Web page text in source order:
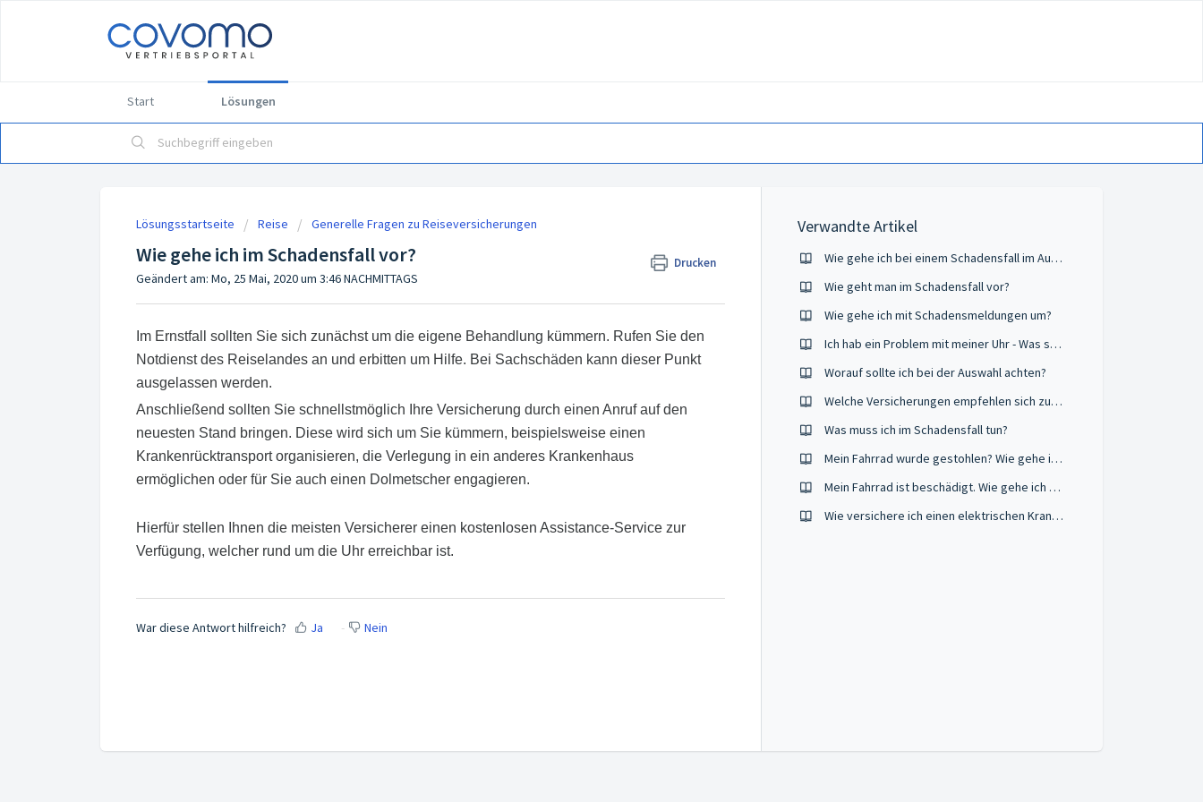
Start Lösungen
Lösungsstartseite Reise Generelle Fragen zu Reiseversicherungen
Wie gehe ich im Schadensfall vor? Drucken
Geändert am: Mo, 25 Mai, 2020 um 3:46 NACHMITTAGS
Im Ernstfall sollten Sie sich zunächst um die eigene Behandlung kümmern. Rufen Sie den
Notdienst des Reiselandes an und erbitten um Hilfe. Bei Sachschäden kann dieser Punkt
ausgelassen werden.
Anschließend sollten Sie schnellstmöglich Ihre Versicherung durch einen Anruf auf den
neuesten Stand bringen. Diese wird sich um Sie kümmern, beispielsweise einen
Krankenrücktransport organisieren, die Verlegung in ein anderes Krankenhaus
ermöglichen oder für Sie auch einen Dolmetscher engagieren.
Hierfür stellen Ihnen die meisten Versicherer einen kostenlosen Assistance-Service zur
Verfügung, welcher rund um die Uhr erreichbar ist.
War diese Antwort hilfreich? Ja Nein
Verwandte Artikel
Wie gehe ich bei einem Schadensfall im Ausland vor?
Wie geht man im Schadensfall vor?
Wie gehe ich mit Schadensmeldungen um?
Ich hab ein Problem mit meiner Uhr - Was soll ich tun?
Worauf sollte ich bei der Auswahl achten?
Welche Versicherungen empfehlen sich zusätzlich?
Was muss ich im Schadensfall tun?
Mein Fahrrad wurde gestohlen? Wie gehe ich vor?
Mein Fahrrad ist beschädigt. Wie gehe ich vor?
Wie versichere ich einen elektrischen Krankenfahrstuhl?